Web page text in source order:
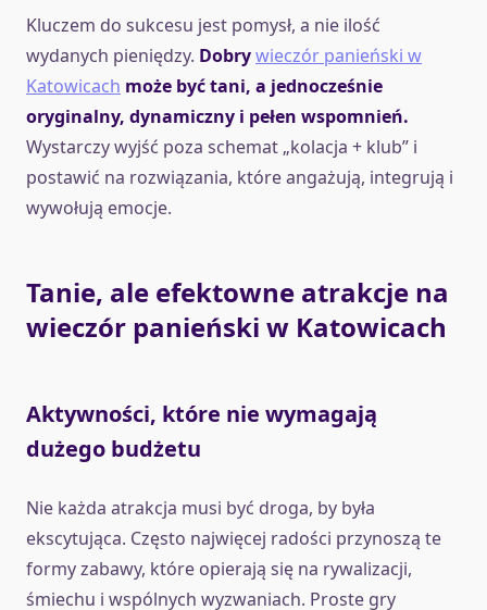
Kluczem do sukcesu jest pomysł, a nie ilość
wydanych pieniędzy. Dobrywieczór panieński w
Katowicach może być tani, a jednocześnie
oryginalny, dynamiczny i pełen wspomnień.
Wystarczy wyjść poza schemat „kolacja + klub” i
postawić na rozwiązania, które angażują, integrują i
wywołują emocje.
Tanie, ale efektowne atrakcje na
wieczór panieński w Katowicach
Aktywności, które nie wymagają
dużego budżetu
Nie każda atrakcja musi być droga, by była
ekscytująca. Często najwięcej radości przynoszą te
formy zabawy, które opierają się na rywalizacji,
śmiechu i wspólnych wyzwaniach. Proste gry